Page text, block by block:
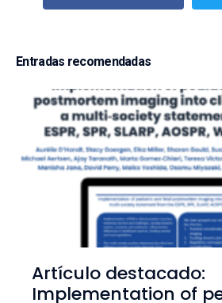
Entradas recomendadas
Artículo destacado:
Implementation of